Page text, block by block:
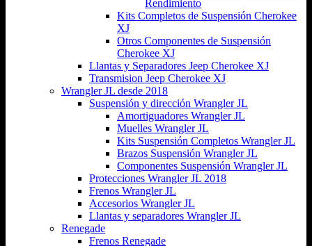
Rendimiento
Kits Completos de Suspensión Cherokee
XJ
Otros Componentes de Suspensión
Cherokee XJ
Llantas y Separadores Jeep Cherokee XJ
Transmision Jeep Cherokee XJ
Wrangler JL desde 2018
Suspensión y dirección Wrangler JL
Amortiguadores Wrangler JL
Muelles Wrangler JL
Kits Suspensión Completos Wrangler JL
Brazos Suspensión Wrangler JL
Componentes Suspensión Wrangler JL
Protecciones Wrangler JL 2018
Frenos Wrangler JL
Accesorios Wrangler JL
Llantas y separadores Wrangler JL
Renegade
Frenos Renegade